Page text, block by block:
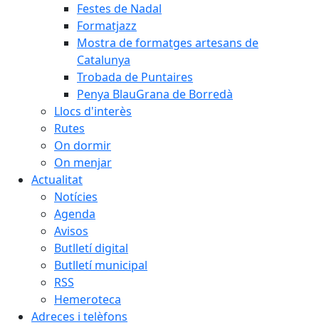
Festes de Nadal
Formatjazz
Mostra de formatges artesans de
Catalunya
Trobada de Puntaires
Penya BlauGrana de Borredà
Llocs d'interès
Rutes
On dormir
On menjar
Actualitat
Notícies
Agenda
Avisos
Butlletí digital
Butlletí municipal
RSS
Hemeroteca
Adreces i telèfons